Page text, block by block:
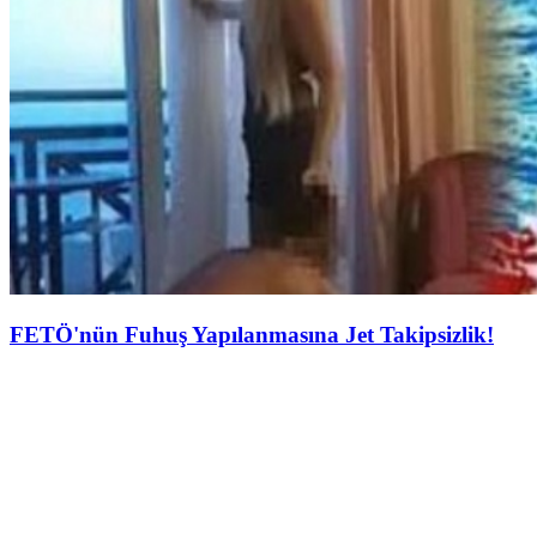
FETÖ'nün Fuhuş Yapılanmasına Jet Takipsizlik!